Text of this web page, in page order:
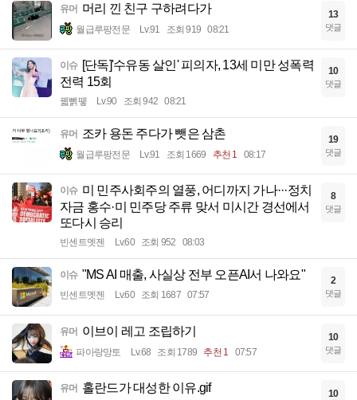
유머 머리 낀 친구 구하려다가
월급루팡전문 Lv.91 조회 919 08:21
13
댓글
이슈 [단독]'수유동 살인' 피의자, 13세 미만 성폭력
전력 15회
꿻뻵뗗 Lv.90 조회 942 08:21
10
댓글
유머 조카 용돈 주다가 뺏은 삼촌
월급루팡전문 Lv.91 조회 1669 추천 1 08:17
19
댓글
이슈 미 민주사회주의 열풍, 어디까지 가나···정치
자금 홍수·미 민주당 주류 맞서 미시간 경선에서
또다시 승리
빈센트멧젠 Lv.60 조회 952 08:03
8
댓글
이슈 "MS AI 매출, 사실상 전부 오픈AI서 나와요"
빈센트멧젠 Lv.60 조회 1687 07:57
2
댓글
유머 이브이 레고 조립하기
파아랑망토 Lv.68 조회 1789 추천 1 07:57
10
댓글
유머 홀란드가 대성한 이유.gif 10